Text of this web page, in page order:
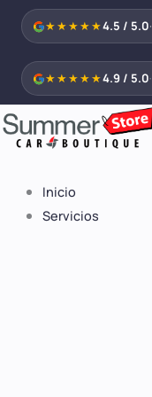
contenido
★★★★★4.5 / 5.0
★★★★★4.9 / 5.0
Inicio
Servicios